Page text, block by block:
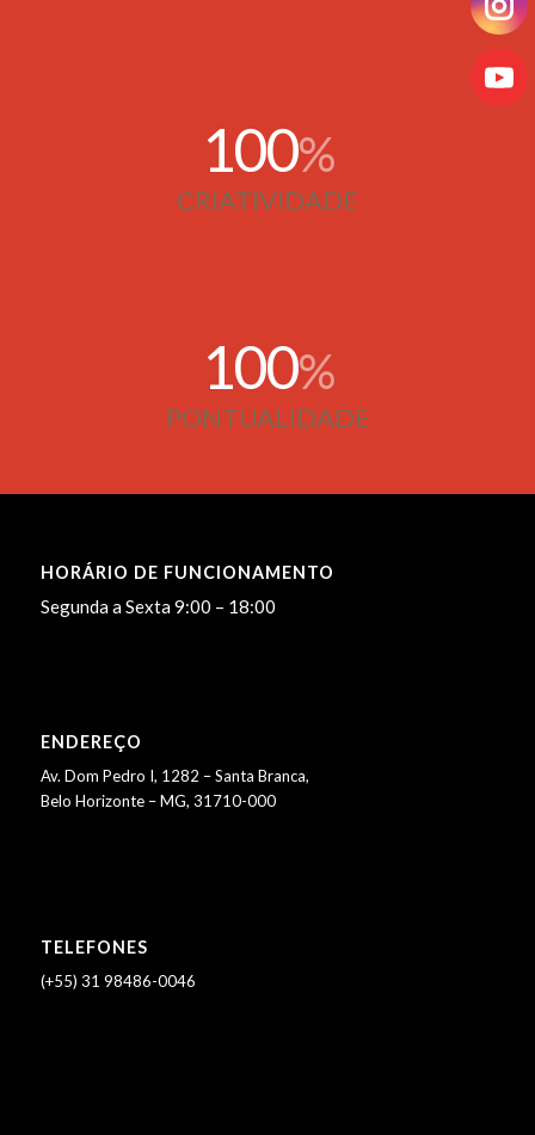
100%
CRIATIVIDADE
100%
PONTUALIDADE
HORÁRIO DE FUNCIONAMENTO
Segunda a Sexta 9:00 – 18:00
ENDEREÇO
Av. Dom Pedro I, 1282 – Santa Branca,
Belo Horizonte – MG, 31710-000
TELEFONES
(+55) 31 98486-0046